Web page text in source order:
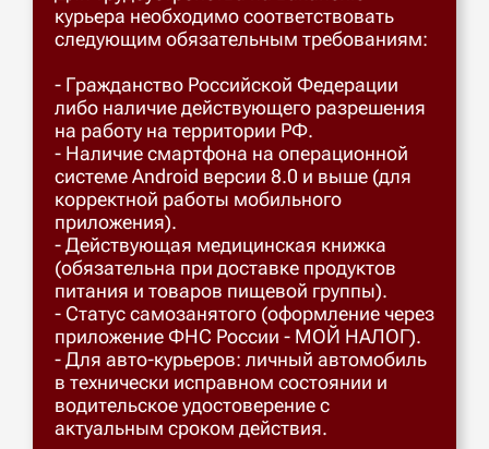
курьера необходимо соответствовать
следующим обязательным требованиям:
- Гражданство Российской Федерации
либо наличие действующего разрешения
на работу на территории РФ.
- Наличие смартфона на операционной
системе Android версии 8.0 и выше (для
корректной работы мобильного
приложения).
- Действующая медицинская книжка
(обязательна при доставке продуктов
питания и товаров пищевой группы).
- Статус самозанятого (оформление через
приложение ФНС России - МОЙ НАЛОГ).
- Для авто-курьеров: личный автомобиль
в технически исправном состоянии и
водительское удостоверение с
актуальным сроком действия.